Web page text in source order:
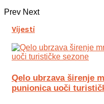
Prev Next
Vijesti
Qelo ubrzava širenje
punionica uoči